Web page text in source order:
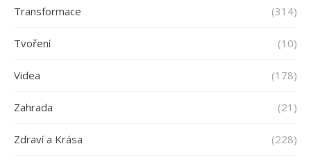
Transformace (314)
Tvoření (10)
Videa (178)
Zahrada (21)
Zdraví a Krása (228)